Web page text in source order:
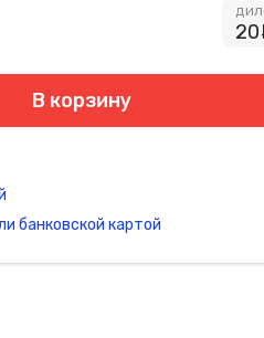
20
В корзину
банковской картой